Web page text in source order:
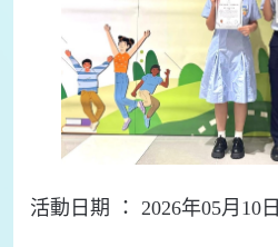
活動日期 ： 2026年05月10日